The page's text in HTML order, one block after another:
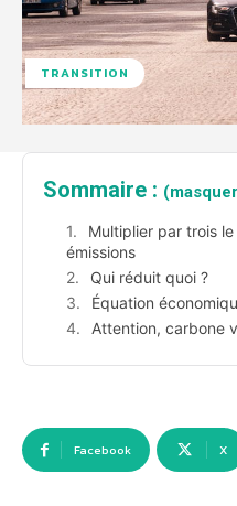
TRANSITION
Sommaire :
Multiplier par trois
émissions
Qui réduit quoi ?
Équation
Attention, carbone
Facebook X